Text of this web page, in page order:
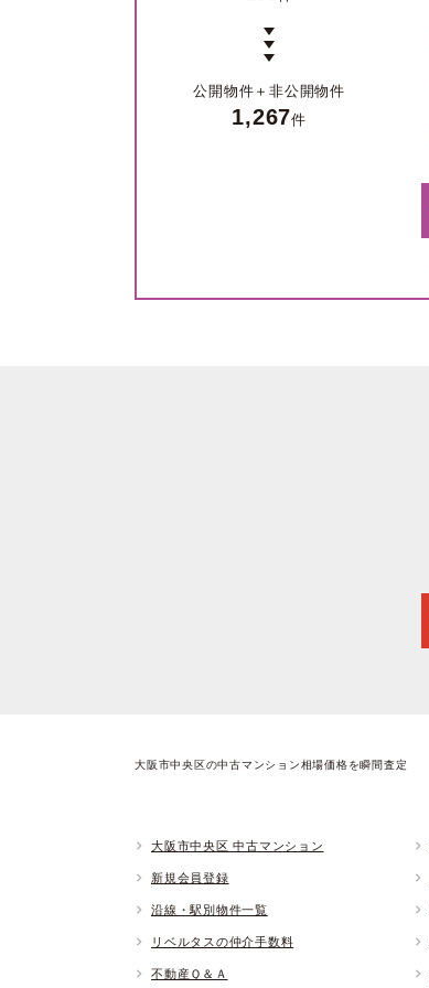
公開物件＋ 非公開物件
1,267件
大阪市中央区の中古マンション相場価格を瞬間査定
大阪市中央区 中古マンション
新規会員登録
沿線・駅別物件一覧
リベルタスの仲介手数料
不動産Ｑ＆Ａ